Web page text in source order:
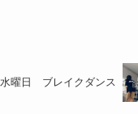
水曜日 ブレイクダンス